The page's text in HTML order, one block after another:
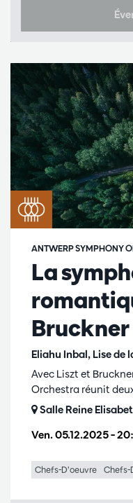
La
Bruckner
Eliahu Inbal, Lise de
ANTWERP SYMPHONY
Ven. 05.12.2025–
Avec Liszt et
Orchestra réunit
Salle Reine
Chefs-D’oeuvre Chefs-